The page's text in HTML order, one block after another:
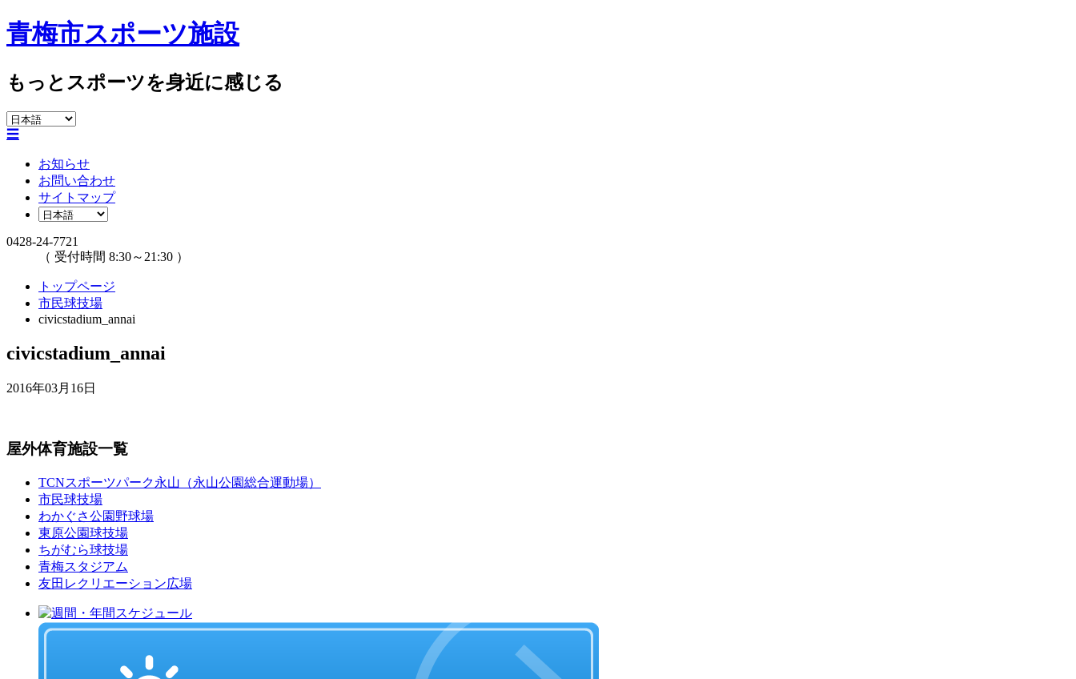
青梅市スポーツ施設
もっとスポーツを身近に感じる
☰
お知らせ
お問い合わせ
サイトマップ
0428-24-7721
（ 受付時間 8:30～21:30 ）
トップページ
市民球技場
civicstadium_annai
civicstadium_annai
2016年03月16日
屋外体育施設一覧
TCNスポーツパーク永山（永山公園総合運動場）
市民球技場
わかぐさ公園野球場
東原公園球技場
ちがむら球技場
青梅スタジアム
友田レクリエーション広場